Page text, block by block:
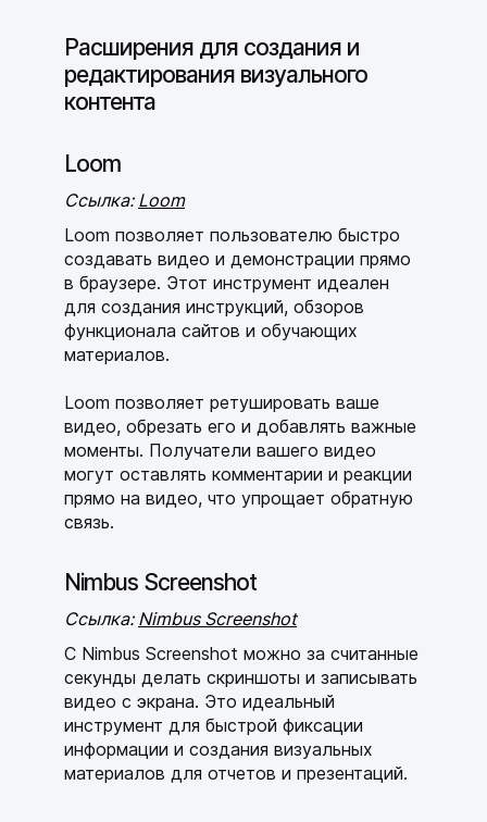
Расширения для создания и
редактирования визуального
контента
Loom
Ссылка: Loom
Loom позволяет пользователю быстро
создавать видео и демонстрации прямо
в браузере. Этот инструмент идеален
для создания инструкций, обзоров
функционала сайтов и обучающих
материалов.
Loom позволяет ретушировать ваше
видео, обрезать его и добавлять важные
моменты. Получатели вашего видео
могут оставлять комментарии и реакции
прямо на видео, что упрощает обратную
связь.
Nimbus Screenshot
Ссылка: Nimbus Screenshot
С Nimbus Screenshot можно за считанные
секунды делать скриншоты и записывать
видео с экрана. Это идеальный
инструмент для быстрой фиксации
информации и создания визуальных
материалов для отчетов и презентаций.